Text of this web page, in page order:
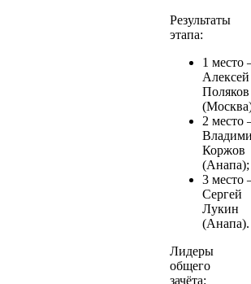
Результаты
этапа:
1
Алексей
Поляков
2
Коржов
(Анапа);
3
Сергей
Лукин
(Анапа).
Лидеры
общего
зачёта: